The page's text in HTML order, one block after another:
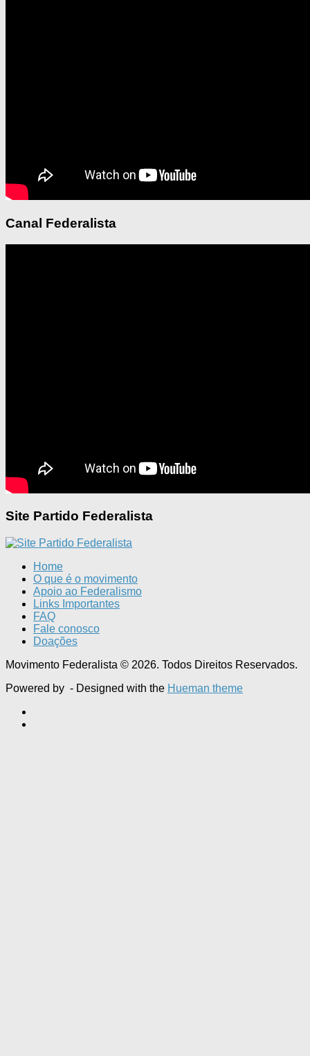
Canal Federalista
Site Partido Federalista
Home
O que é o movimento
Apoio ao Federalismo
Links Importantes
FAQ
Fale conosco
Doações
Movimento Federalista © 2026. Todos Direitos Reservados.
Powered by - Designed with the Hueman theme